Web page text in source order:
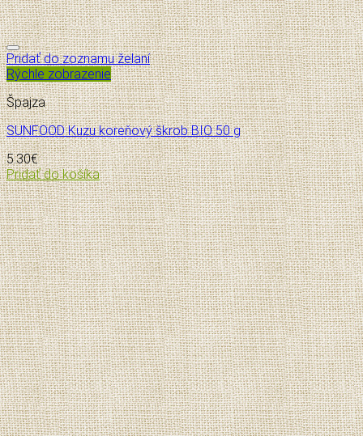
Pridať do zoznamu želaní
Rýchle zobrazenie
Špajza
SUNFOOD Kuzu koreňový škrob BIO 50 g
5.30€
Pridať do košíka